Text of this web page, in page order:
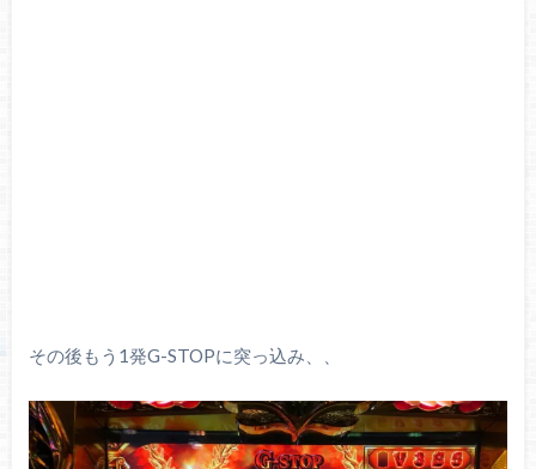
その後もう1発G-STOPに突っ込み、、